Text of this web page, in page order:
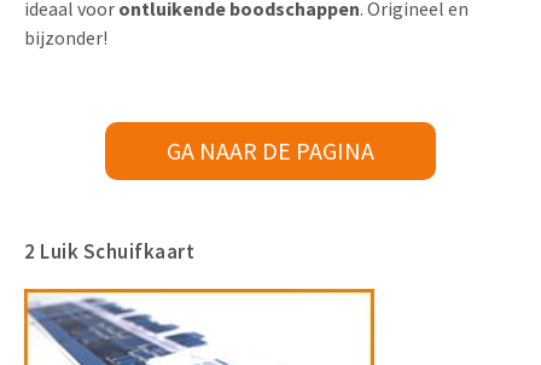
ideaal voor ontluikende boodschappen. Origineel en
bijzonder!
GA NAAR DE PAGINA
2 Luik Schuifkaart